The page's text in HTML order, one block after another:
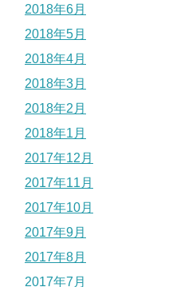
2018年6月
2018年5月
2018年4月
2018年3月
2018年2月
2018年1月
2017年12月
2017年11月
2017年10月
2017年9月
2017年8月
2017年7月